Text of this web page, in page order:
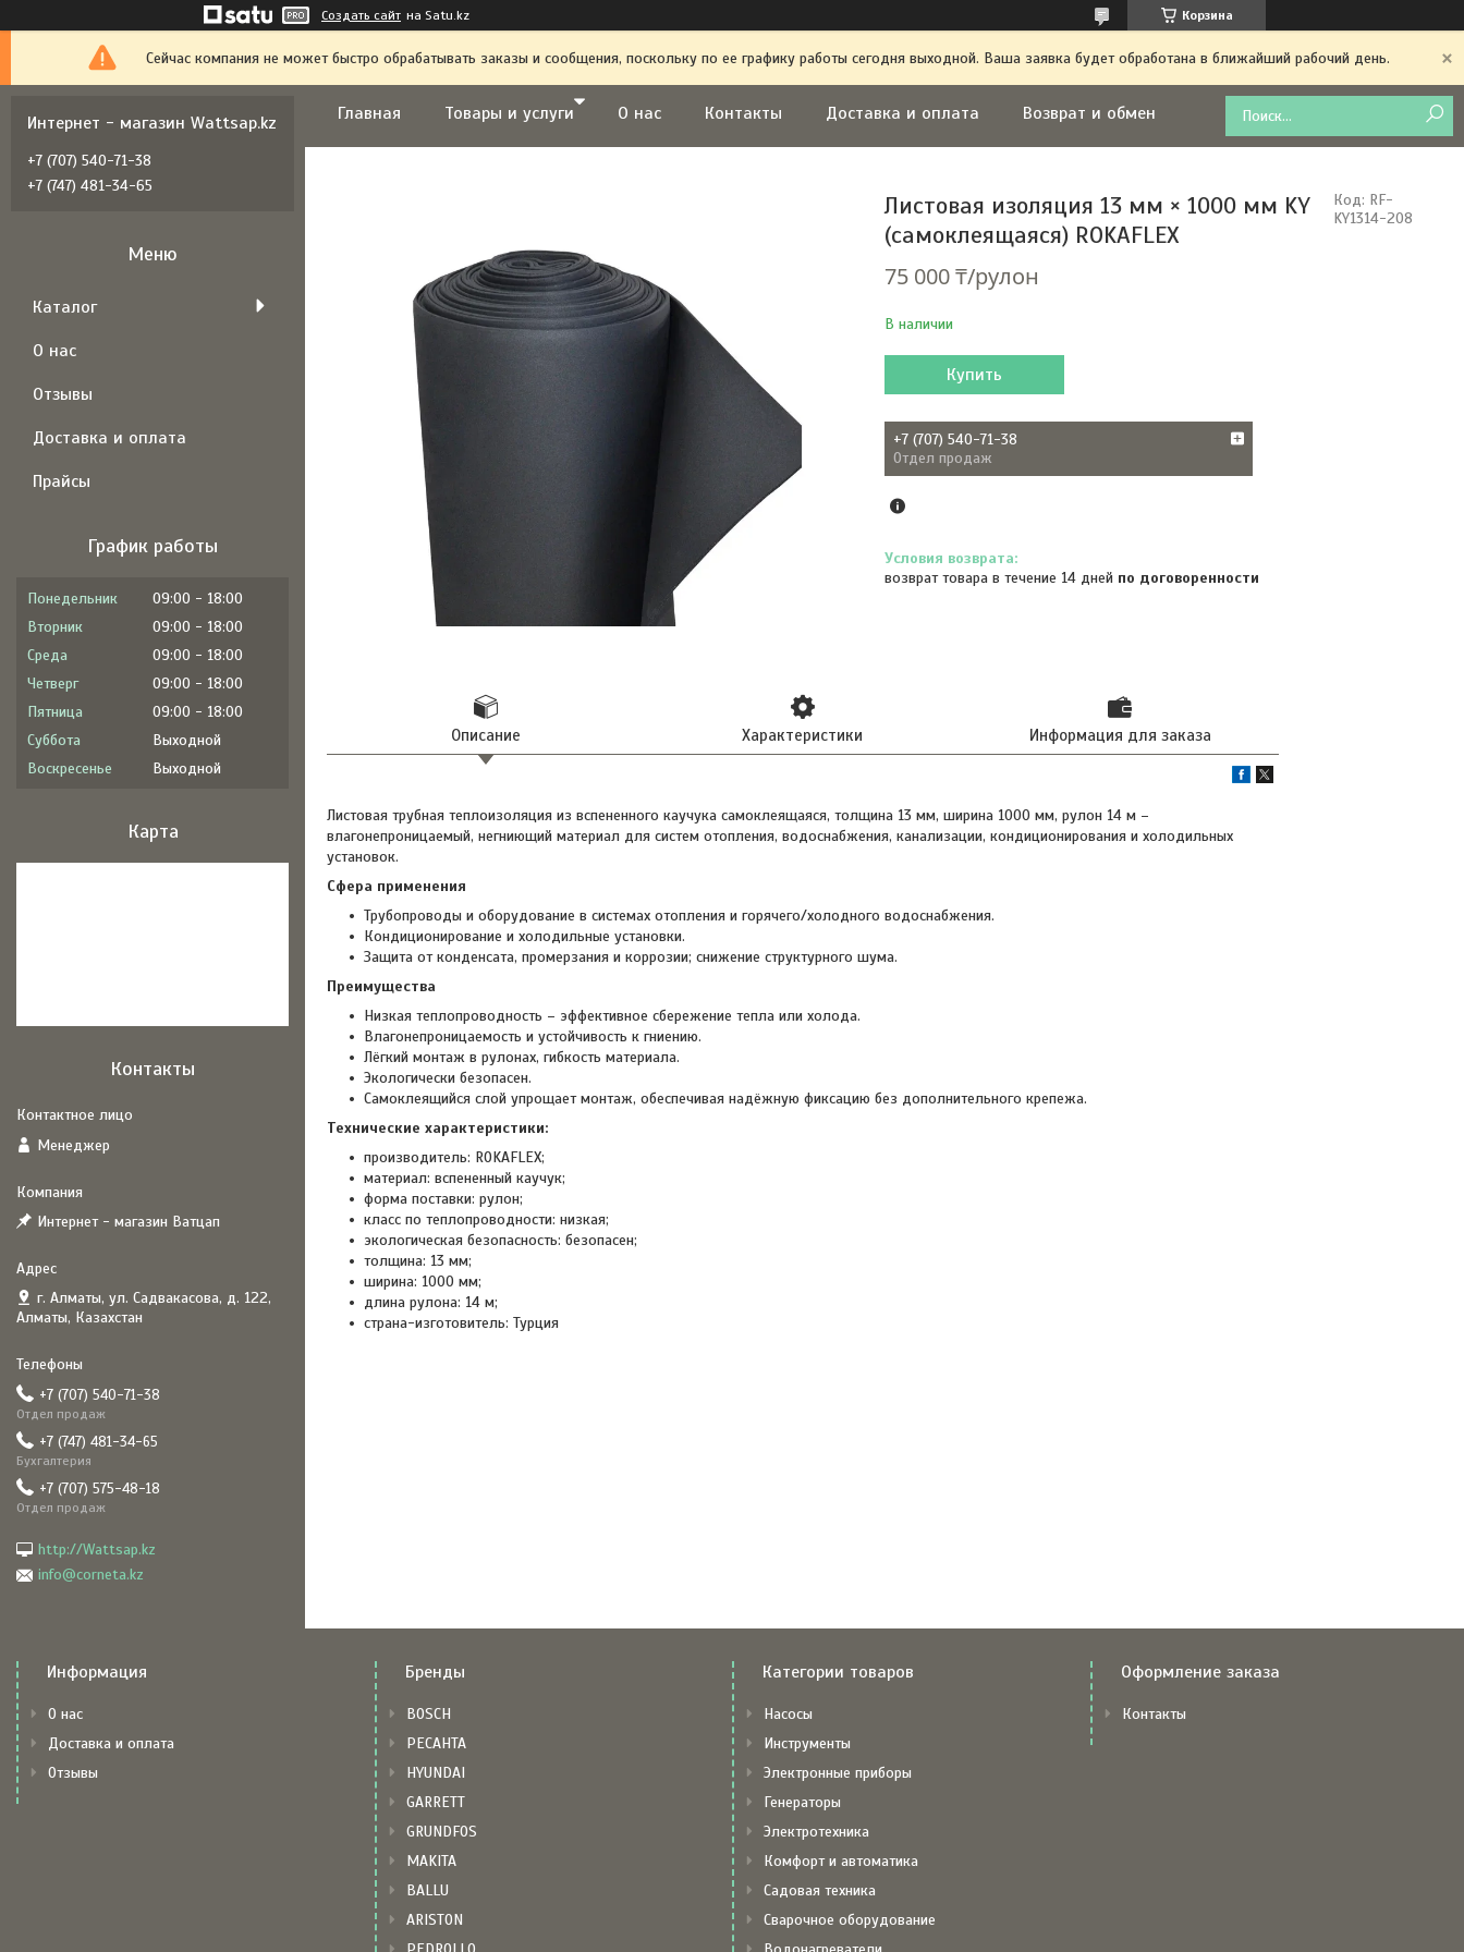
Создать сайт на Satu.kz Корзина
Сейчас компания не может быстро обрабатывать заказы и сообщения, поскольку по ее графику работы сегодня выходной. Ваша заявка будет обработана в ближайший рабочий день.
Главная Товары и услуги О нас Контакты Доставка и оплата Возврат и обмен
Листовая изоляция 13 мм × 1000 мм KY
(самоклеящаяся) ROKAFLEX
75 000 ₸/рулон
В наличии
Код: RF-
KY1314-208
Купить
+7 (707) 540-71-38
Отдел продаж
возврат товара в течение 14 дней по договоренности
Описание Характеристики Информация для заказа
Листовая трубная теплоизоляция из вспененного каучука самоклеящаяся, толщина 13 мм, ширина 1000 мм, рулон 14 м –
влагонепроницаемый, негниющий материал для систем отопления, водоснабжения, канализации, кондиционирования и холодильных
установок.
Сфера применения
Трубопроводы и оборудование в системах отопления и горячего/холодного водоснабжения.
Кондиционирование и холодильные установки.
Защита от конденсата, промерзания и коррозии; снижение структурного шума.
Преимущества
Низкая теплопроводность – эффективное сбережение тепла или холода.
Влагонепроницаемость и устойчивость к гниению.
Лёгкий монтаж в рулонах, гибкость материала.
Экологически безопасен.
Самоклеящийся слой упрощает монтаж, обеспечивая надёжную фиксацию без дополнительного крепежа.
Технические характеристики:
производитель: ROKAFLEX;
материал: вспененный каучук;
форма поставки: рулон;
класс по теплопроводности: низкая;
экологическая безопасность: безопасен;
толщина: 13 мм;
ширина: 1000 мм;
длина рулона: 14 м;
страна-изготовитель: Турция
Интернет - магазин Wattsap.kz
+7 (707) 540-71-38
+7 (747) 481-34-65
Каталог
О нас
Отзывы
Доставка и оплата
Прайсы
График работы
Понедельник 09:00
18:00
Вторник
09:00
18:00
Среда
09:00
18:00
Четверг
09:00
18:00
Пятница
09:00
18:00
Суббота
Выходной
Воскресенье
Выходной
Карта
Контакты
Менеджер
Интернет - магазин Ватцап
г. Алматы, ул. Садвакасова, д. 122,
Алматы, Казахстан
+7 (707) 540-71-38
Отдел продаж
+7 (747) 481-34-65
Бухгалтерия
+7 (707) 575-48-18
Отдел продаж
http://Wattsap.kz
info@corneta.kz
Информация
О нас
Доставка и оплата
Отзывы
Бренды
BOSCH
РЕСАНТА
HYUNDAI
GARRETT
GRUNDFOS
MAKITA
BALLU
ARISTON
Категории товаров
Насосы
Инструменты
Электронные приборы
Генераторы
Электротехника
Комфорт и автоматика
Садовая техника
Сварочное оборудование
Оформление заказа
Контакты